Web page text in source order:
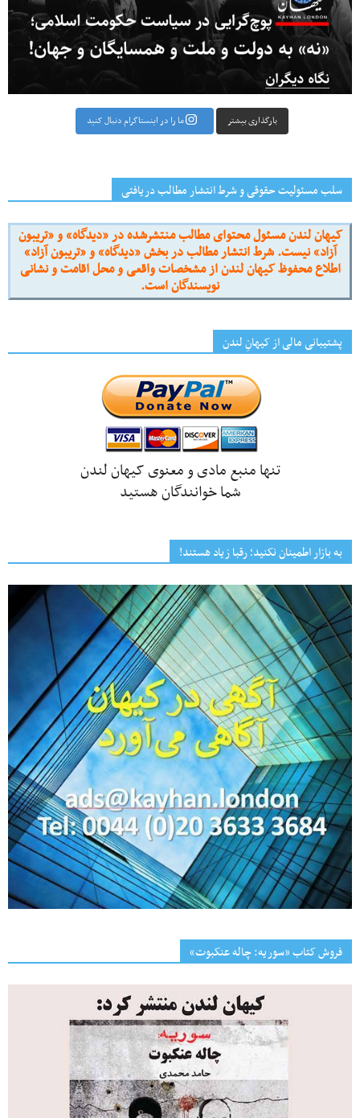
بارگذاری بیشتر ما را در اینستاگرام دنبال کنید
سلب مسئولیت حقوقی و شرط انتشار مطالب دریافتی
کیهان لندن مسئول محتوای مطالب منتشرشده در «دیدگاه» و «تریبون
آزاد» نیست. شرط انتشار مطالب در بخش «دیدگاه» و «تریبون آزاد»
اطلاع محفوظ کیهان لندن از مشخصات واقعی و محل اقامت و نشانی
نویسندگان است.
پشتیبانی مالی از کیهانِ لندن
تنها منبع مادی و معنوی کیهان لندن
شما خوانندگان هستید
به بازار اطمینان نکنید؛ رقبا زیاد هستند!
فروش کتاب «سوریه: چاله عنکبوت»